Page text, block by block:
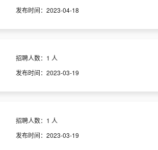
发布时间： 2023-04-18
招聘人数： 1 人
发布时间： 2023-03-19
招聘人数： 1 人
发布时间： 2023-03-19